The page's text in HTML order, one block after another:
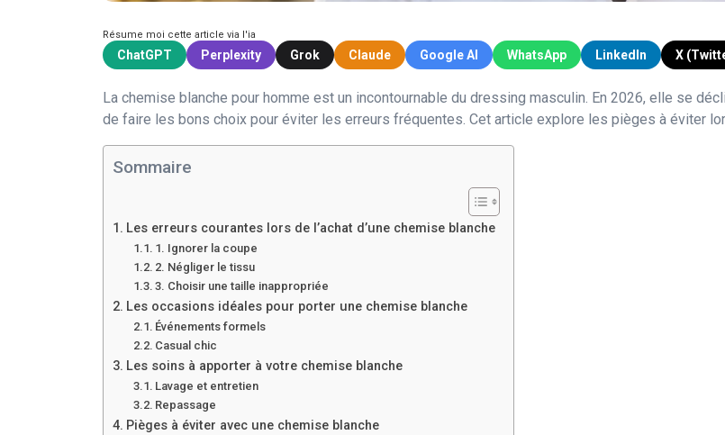
Résume moi cette article via l'ia
ChatGPT Perplexity Grok Claude Google AI WhatsApp LinkedIn X
La chemise blanche pour homme est un incontournable du dressing masculin. En 2026, elle se
de faire les bons choix pour éviter les erreurs fréquentes. Cet article explore les pièges à éviter
Sommaire
Les erreurs courantes lors de l’achat d’une chemise blanche
1. Ignorer la coupe
2. Négliger le tissu
3. Choisir une taille inappropriée
Les occasions idéales pour porter une chemise blanche
Événements formels
Casual chic
Les soins à apporter à votre chemise blanche
Lavage et entretien
Repassage
Pièges à éviter avec une chemise blanche